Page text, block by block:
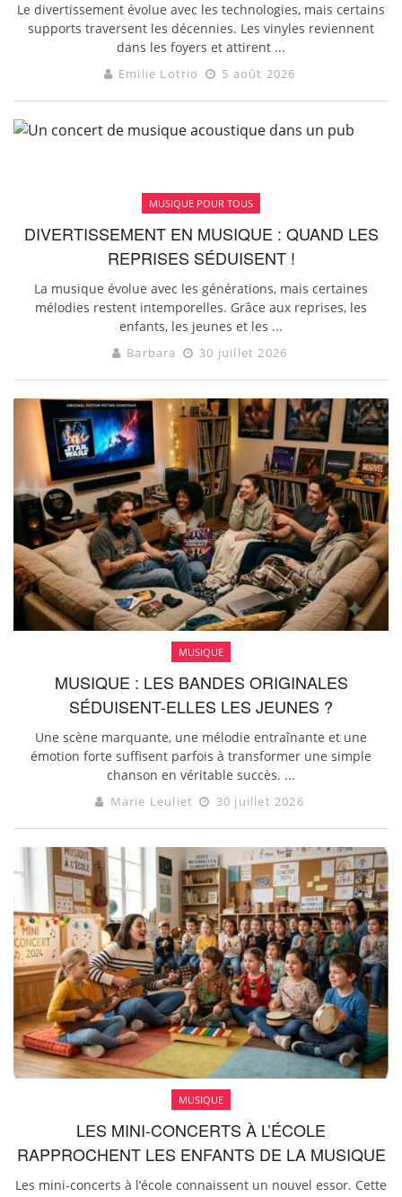
Le divertissement évolue avec les technologies, mais certains
supports traversent les décennies. Les vinyles reviennent
dans les foyers et attirent ...
Emilie Lotrio 5 août 2026
MUSIQUE POUR TOUS
DIVERTISSEMENT EN MUSIQUE : QUAND LES
REPRISES SÉDUISENT !
La musique évolue avec les générations, mais certaines
mélodies restent intemporelles. Grâce aux reprises, les
enfants, les jeunes et les ...
Barbara 30 juillet 2026
MUSIQUE
MUSIQUE : LES BANDES ORIGINALES
SÉDUISENT-ELLES LES JEUNES ?
Une scène marquante, une mélodie entraînante et une
émotion forte suffisent parfois à transformer une simple
chanson en véritable succès. ...
Marie Leuliet 30 juillet 2026
MUSIQUE
LES MINI-CONCERTS À L’ÉCOLE
RAPPROCHENT LES ENFANTS DE LA MUSIQUE
Les mini-concerts à l’école connaissent un nouvel essor. Cette